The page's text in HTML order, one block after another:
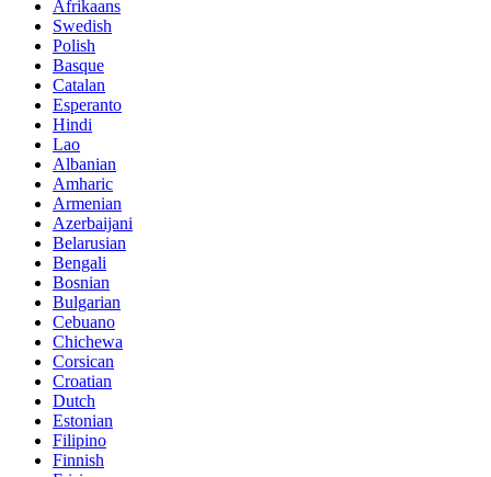
Afrikaans
Swedish
Polish
Basque
Catalan
Esperanto
Hindi
Lao
Albanian
Amharic
Armenian
Azerbaijani
Belarusian
Bengali
Bosnian
Bulgarian
Cebuano
Chichewa
Corsican
Croatian
Dutch
Estonian
Filipino
Finnish